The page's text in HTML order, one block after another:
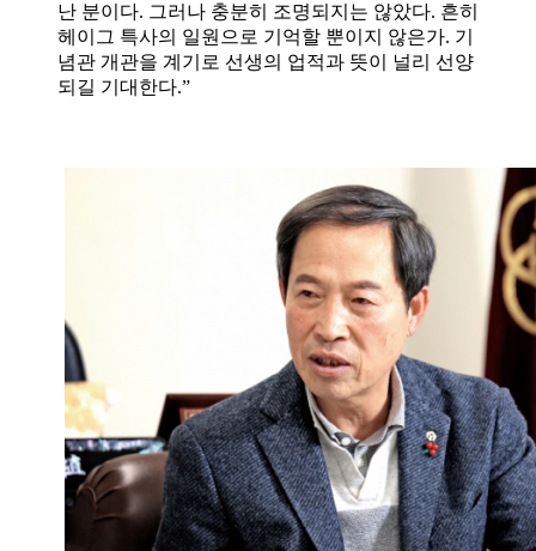
난 분이다. 그러나 충분히 조명되지는 않았다. 흔히
헤이그 특사의 일원으로 기억할 뿐이지 않은가. 기
념관 개관을 계기로 선생의 업적과 뜻이 널리 선양
되길 기대한다.”